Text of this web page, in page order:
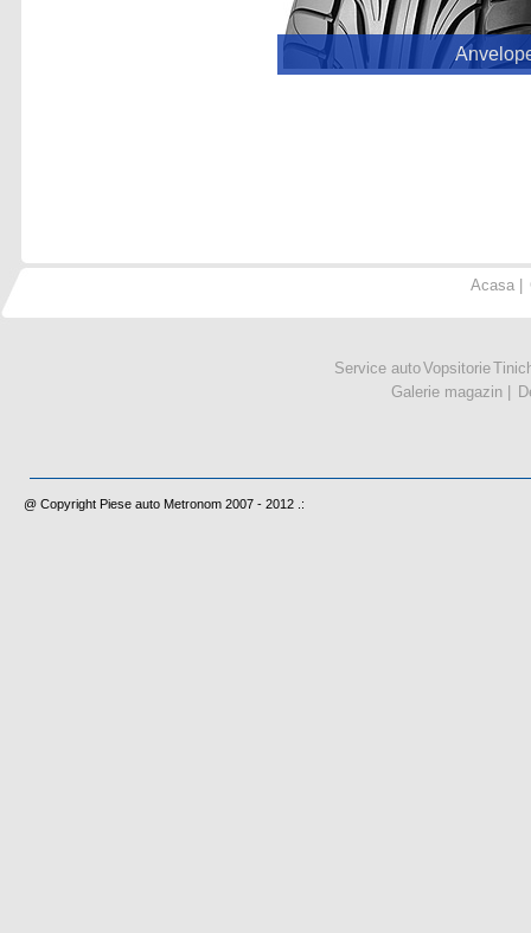
Acasa
Service autoVopsitorie
Galerie magazin
@ Copyright Piese auto Metronom 2007 - 2012 .: